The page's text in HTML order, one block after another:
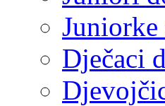
Dječaci